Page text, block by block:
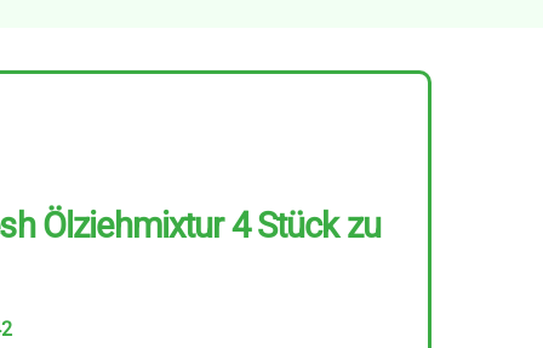
Ölziehmixtur 4 Stück zu